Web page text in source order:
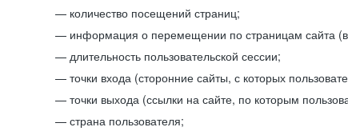
количество посещений страниц;
информация о перемещении по страницам сайта
длительность пользовательской сессии;
точки входа (сторонние сайты, с которых
точки выхода (ссылки на сайте, по которым
страна пользователя;